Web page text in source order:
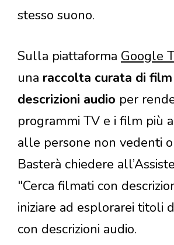
stesso suono.
Sulla piattaforma Google
una raccolta curata di
descrizioni audio per
programmi TV e i film più
alle persone non vedenti
Basterà chiedere
"Cerca filmati con
iniziare ad esplorarei titoli
con descrizioni audio.